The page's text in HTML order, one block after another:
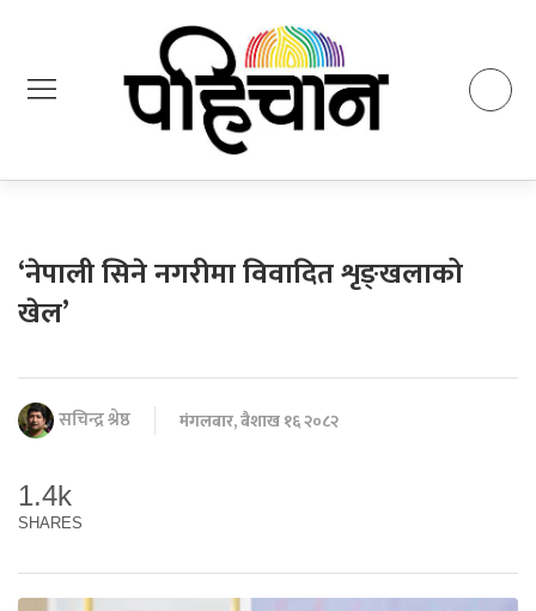
‘नेपाली सिने नगरीमा विवादित शृङ्खलाको
खेल’
सचिन्द्र श्रेष्ठ मंगलबार, बैशाख १६ २०८२
1.4k
SHARES